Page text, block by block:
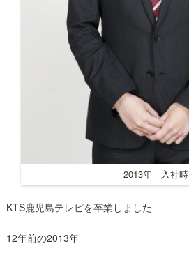
2013年 入社時
KTS鹿児島テレビを卒業しました
12年前の2013年